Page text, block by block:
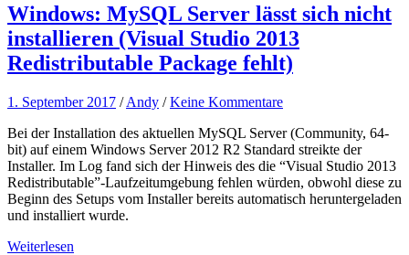
Windows: MySQL Server lässt sich nicht
installieren (Visual Studio 2013
Redistributable Package fehlt)
1. September 2017 /Andy /Keine Kommentare
Bei der Installation des aktuellen MySQL Server (Community, 64-
bit) auf einem Windows Server 2012 R2 Standard streikte der
Installer. Im Log fand sich der Hinweis des die “Visual Studio 2013
Redistributable”-Laufzeitumgebung fehlen würden, obwohl diese zu
Beginn des Setups vom Installer bereits automatisch heruntergeladen
und installiert wurde.
Weiterlesen